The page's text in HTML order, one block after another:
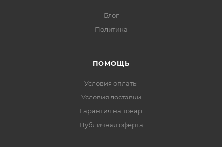
Блог
Политика
ПОМОЩЬ
Условия оплаты
Условия доставки
Гарантия на товар
Публичная оферта